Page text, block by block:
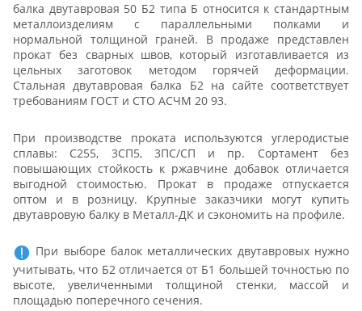
балка двутавровая 50 Б2 типа Б относится к стандартным
металлоизделиям с параллельными полками и
нормальной толщиной граней. В продаже представлен
прокат без сварных швов, который изготавливается из
цельных заготовок методом горячей деформации.
Стальная двутавровая балка Б2 на сайте соответствует
требованиям ГОСТ и СТО АСЧМ 20 93.
При производстве проката используются углеродистые
сплавы: С255, 3СП5, 3ПС/СП и пр. Сортамент без
повышающих стойкость к ржавчине добавок отличается
выгодной стоимостью. Прокат в продаже отпускается
оптом и в розницу. Крупные заказчики могут купить
двутавровую балку в Металл-ДК и сэкономить на профиле.
При выборе балок металлических двутавровых нужно
учитывать, что Б2 отличается от Б1 большей точностью по
высоте, увеличенными толщиной стенки, массой и
площадью поперечного сечения.